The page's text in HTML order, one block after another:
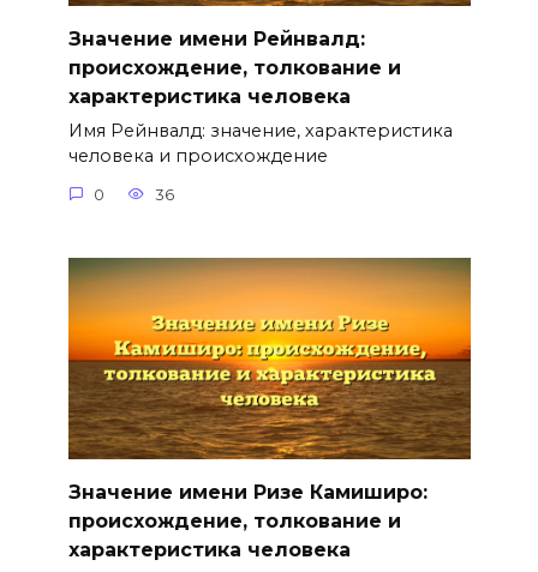
Значение имени Рейнвалд:
происхождение, толкование и
характеристика человека
Имя Рейнвалд: значение, характеристика
человека и происхождение
0 36
Значение имени Ризе Камиширо:
происхождение, толкование и
характеристика человека